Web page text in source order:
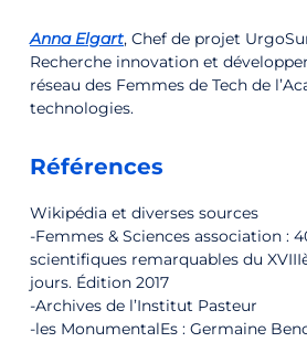
Anna Elgart, Chef de projet
Recherche innovation et
réseau des Femmes de Tech de
technologies.
Références
Wikipédia et diverses sources
-Femmes & Sciences association :
scientifiques remarquables du
jours. Édition 2017
-Archives de l’Institut Pasteur
-les MonumentalEs : Germaine